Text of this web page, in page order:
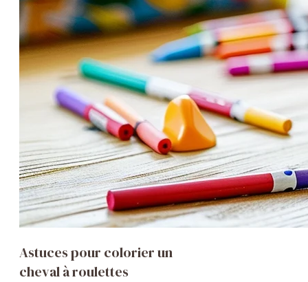
Astuces pour colorier un
cheval à roulettes